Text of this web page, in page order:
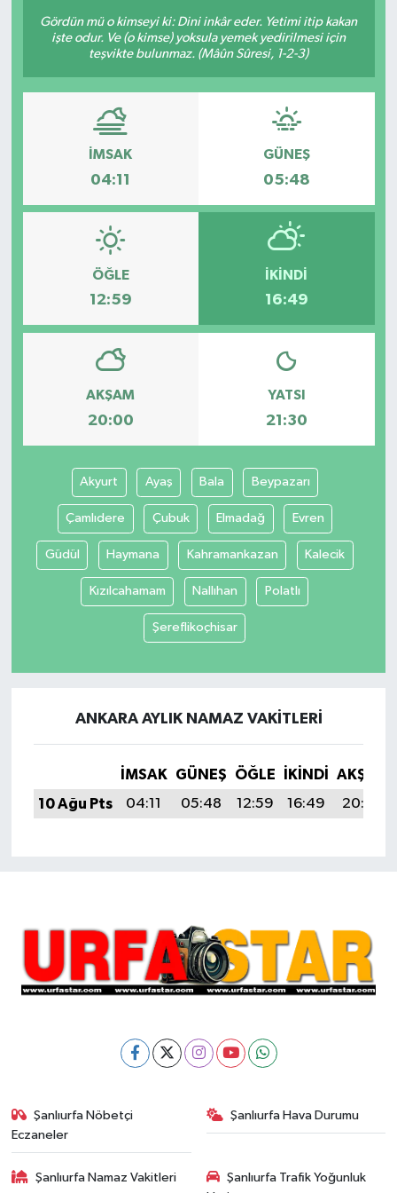
Gördün mü o kimseyi ki: Dini inkâr eder. Yetimi itip kakan
işte odur. Ve (o kimse) yoksula yemek yedirilmesi için
teşvikte bulunmaz. (Mâûn Sûresi, 1-2-3)
İMSAK
04:11
GÜNEŞ
05:48
ÖĞLE
12:59
İKINDI
16:49
AKŞAM
20:00
YATSI
21:30
Akyurt Ayaş Bala Beypazarı
Çamlıdere Çubuk Elmadağ Evren
Güdül Haymana Kahramankazan Kalecik
Kızılcahamam Nallıhan Polatlı
Şereflikoçhisar
ANKARA AYLIK NAMAZ VAKITLERI
İMSAK GÜNEŞ ÖĞLE İKINDI
AKŞAM
10 Ağu Pts
04:11 05:48 12:59 16:49 20:00
Şanlıurfa Nöbetçi
Eczaneler
Şanlıurfa Hava Durumu
Şanlıurfa Namaz Vakitleri
Şanlıurfa Trafik Yoğunluk